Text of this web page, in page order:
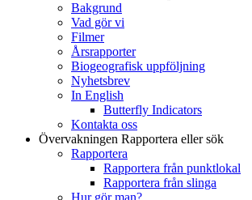
Bakgrund
Vad gör vi
Filmer
Årsrapporter
Biogeografisk uppföljning
Nyhetsbrev
In English
Butterfly Indicators
Kontakta oss
Övervakningen Rapportera eller sök
Rapportera
Rapportera från punktlokal
Rapportera från slinga
Hur gör man?